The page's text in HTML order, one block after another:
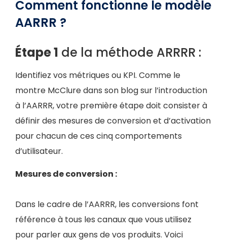
Comment fonctionne le modèle
AARRR ?
Étape 1 de la méthode ARRRR :
Identifiez vos métriques ou KPI. Comme le
montre McClure dans son blog sur l’introduction
à l’AARRR, votre première étape doit consister à
définir des mesures de conversion et d’activation
pour chacun de ces cinq comportements
d’utilisateur.
Mesures de conversion :
Dans le cadre de l’AARRR, les conversions font
référence à tous les canaux que vous utilisez
pour parler aux gens de vos produits. Voici